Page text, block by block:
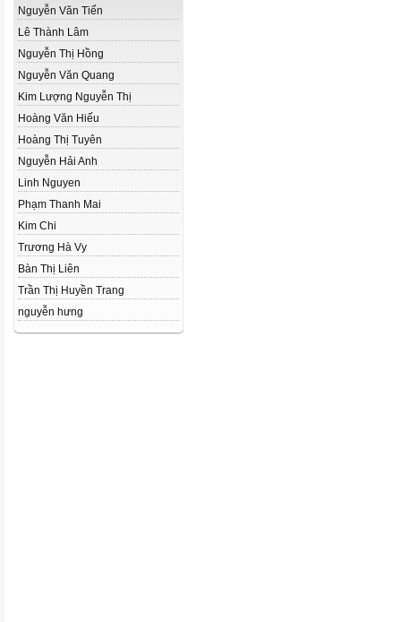
Nguyễn Văn Tiến
Lê Thành Lâm
Nguyễn Thị Hồng
Nguyễn Văn Quang
Kim Lượng Nguyễn Thị
Hoàng Văn Hiếu
Hoàng Thị Tuyên
Nguyễn Hải Anh
Linh Nguyen
Phạm Thanh Mai
Kim Chi
Trương Hà Vy
Bàn Thị Liên
Trần Thị Huyền Trang
nguyễn hưng